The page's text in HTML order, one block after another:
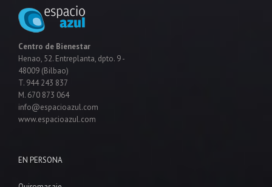
Centro de Bienestar
Henao, 52. Entreplanta, dpto. 9 -
48009 (Bilbao)
T. 944 243 837
M. 670 873 064
info@espacioazul.com
www.espacioazul.com
EN PERSONA